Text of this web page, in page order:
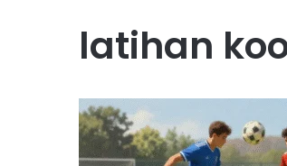
latihan